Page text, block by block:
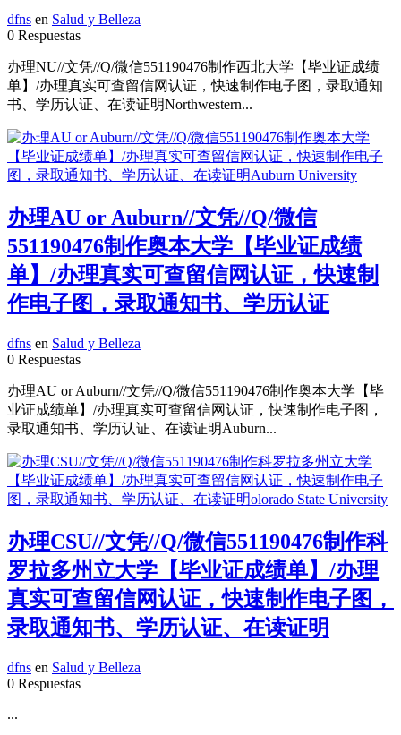
dfns en Salud y Belleza
0 Respuestas
办理NU//文凭//Q/微信551190476制作西北大学【毕业证成绩
单】/办理真实可查留信网认证，快速制作电子图，录取通知
书、学历认证、在读证明Northwestern...
办理AU or Auburn//文凭//Q/微信
551190476制作奥本大学【毕业证成绩
单】/办理真实可查留信网认证，快速制
作电子图，录取通知书、学历认证
dfns en Salud y Belleza
0 Respuestas
办理AU or Auburn//文凭//Q/微信551190476制作奥本大学【毕
业证成绩单】/办理真实可查留信网认证，快速制作电子图，
录取通知书、学历认证、在读证明Auburn...
办理CSU//文凭//Q/微信551190476制作科
罗拉多州立大学【毕业证成绩单】/办理
真实可查留信网认证，快速制作电子图，
录取通知书、学历认证、在读证明
dfns en Salud y Belleza
0 Respuestas
...